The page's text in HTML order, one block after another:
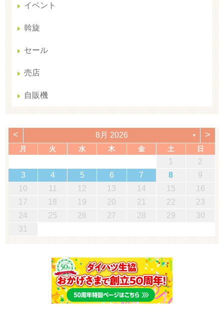
イベント
斡旋
セール
売店
自販機
< 8月 2026 ▼ >
月 火 水 木 金 土 日
1
2
3
4 5 6 7 8
9
10
11 12 13 14 15
16
17
18 19 20 21 22
23
24
25 26 27 28 29
30
31